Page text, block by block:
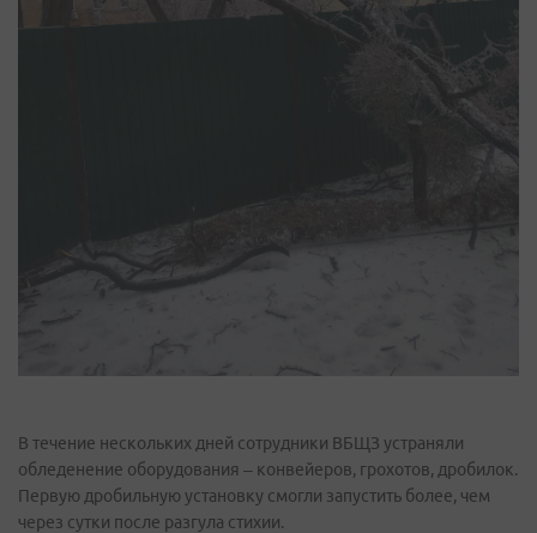
В течение нескольких дней сотрудники ВБЩЗ устраняли
обледенение оборудования – конвейеров, грохотов, дробилок.
Первую дробильную установку смогли запустить более, чем
через сутки после разгула стихии.